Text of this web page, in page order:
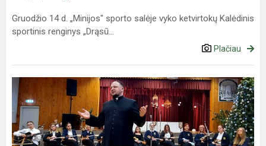
Gruodžio 14 d. „Minijos" sporto salėje vyko ketvirtokų Kalėdinis
sportinis renginys „Drąsū...
Plačiau
Adventinė
popietė
„Atrask
stebuklą“